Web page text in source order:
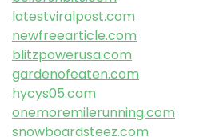
latestviralpost.com
newfreearticle.com
blitzpowerusa.com
gardenofeaten.com
hycys05.com
onemoremilerunning.com
snowboardsteez.com